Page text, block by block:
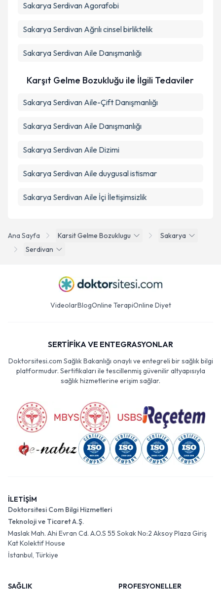
Ana Sayfa Karsit Gelme Bozuklugu
Sakarya
Serdivan
Sakarya Serdivan Agorafobi
Sakarya Serdivan Ağrılı cinsel birliktelik
Sakarya Serdivan Aile Danışmanlığı
Karşıt Gelme Bozukluğu ile İlgili Tedaviler
Sakarya Serdivan Aile-Çift Danışmanlığı
Sakarya Serdivan Aile Danışmanlığı
Sakarya Serdivan Aile Dizimi
Sakarya Serdivan Aile duygusal istismar
Sakarya Serdivan Aile İçi İletişimsizlik
VideolarBlogOnline TerapiOnline Diyet
SERTİFİKA VE ENTEGRASYONLAR
Doktorsitesi.com Sağlık Bakanlığı onaylı ve entegreli bir sağlık bilgi
platformudur. Sertifikaları ile tescillenmiş güvenilir altyapısıyla
sağlık hizmetlerine erişim sağlar.
İLETİŞİM
Doktorsitesi Com Bilgi Hizmetleri
Teknoloji ve Ticaret A.Ş.
Maslak Mah. Ahi Evran Cd. A.O.S 55 Sokak No:2 Aksoy Plaza Giriş
Kat Kolektif House
İstanbul, Türkiye
SAĞLIK
PROFESYONELLER